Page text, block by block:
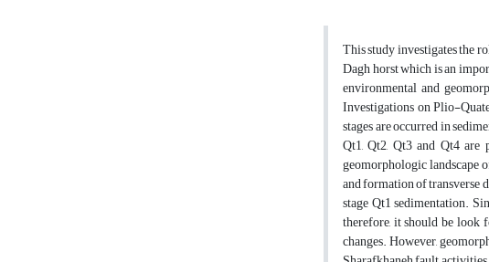
This study investigates the
Dagh horst which is an
environmental and
Investigations on Plio-
stages are occurred in
Qt1, Qt2, Qt3 and Qt4 are
geomorphologic landscape
and formation of transverse
stage Qt1 sedimentation.
therefore, it should be look
changes. However,